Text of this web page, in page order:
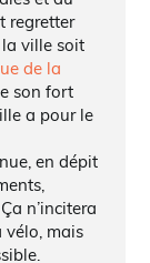
regretter
ville soit
de la
son fort
a pour le
en dépit
n’incitera
vélo, mais